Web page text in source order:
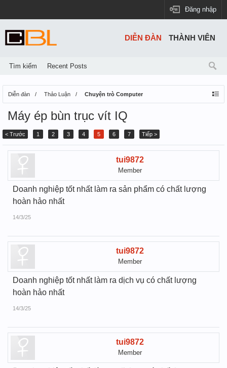
Đăng nhập
Diễn đàn Thảo Luận Chuyện trò Computer
Máy ép bùn trục vít IQ
< Trước 1 2 3 4 5 6 7 Tiếp >
tui9872
Member
Doanh nghiệp tốt nhất làm ra sản phẩm có chất lượng
hoàn hảo nhất
14/3/25
tui9872
Member
Doanh nghiệp tốt nhất làm ra dịch vụ có chất lượng
hoàn hảo nhất
14/3/25
tui9872
Member
DIỄN ĐÀN
Tìm kiếm Recent Posts
THÀNH VIÊN